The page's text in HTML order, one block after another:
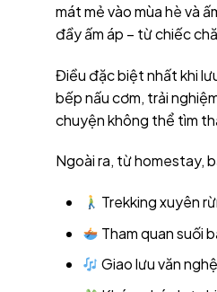
mát mẻ vào mùa hè và
đầy ấm áp – từ chiếc
Điều đặc biệt nhất khi
bếp nấu cơm, trải
chuyện không thể tìm
Ngoài ra, từ homestay,
Trekking xuyên
Tham quan suối
Giao lưu văn